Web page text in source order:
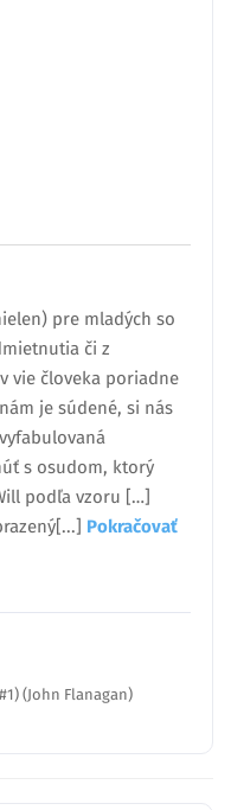
pre mladých so
či z
vie človeka poriadne
je súdené, si nás
s osudom, ktorý
podľa vzoru […]
Pokračovať
(John Flanagan)